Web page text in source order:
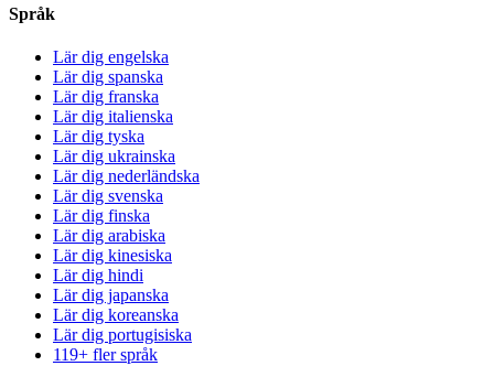
Språk
Lär dig engelska
Lär dig spanska
Lär dig franska
Lär dig italienska
Lär dig tyska
Lär dig ukrainska
Lär dig nederländska
Lär dig svenska
Lär dig finska
Lär dig arabiska
Lär dig kinesiska
Lär dig hindi
Lär dig japanska
Lär dig koreanska
Lär dig portugisiska
119+ fler språk